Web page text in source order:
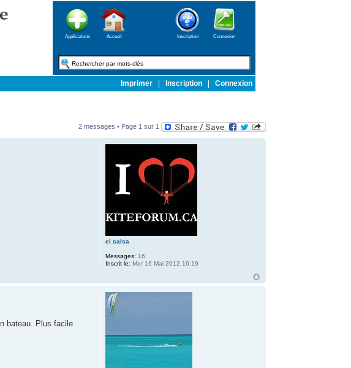
Applications Accueil Inscription Connexion
Imprimer Inscription Connexion
2 messages • Page 1 sur 1
el salsa
Messages: 16
Inscrit le: Mer 16 Mai 2012 16:19
bateau. Plus facile